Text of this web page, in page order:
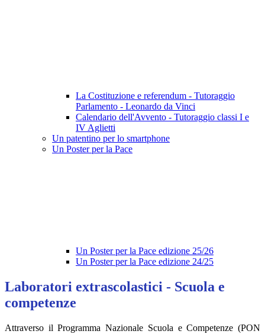
La Costituzione e referendum - Tutoraggio
Parlamento - Leonardo da Vinci
Calendario dell'Avvento - Tutoraggio classi I e
IV Aglietti
Un patentino per lo smartphone
Un Poster per la Pace
Un Poster per la Pace edizione 25/26
Un Poster per la Pace edizione 24/25
Laboratori extrascolastici - Scuola e
competenze
Attraverso il Programma Nazionale Scuola e Competenze (PON